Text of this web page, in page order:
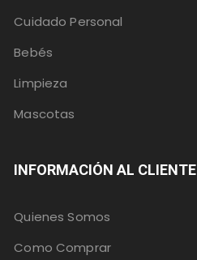
Cuidado Personal
Bebés
Limpieza
Mascotas
INFORMACIÓN AL CLIENTE
Quienes Somos
Como Comprar